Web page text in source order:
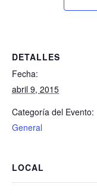
DETALLES
Fecha:
abril 9, 2015
Categoría del Evento:
General
LOCAL